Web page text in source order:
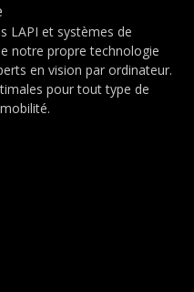
LAPI et systèmes de
notre propre technologie
en vision par ordinateur.
pour tout type de